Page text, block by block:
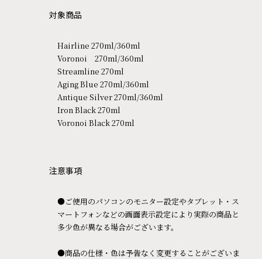
対象商品
Hairline 270ml/360ml
Voronoi 270ml/360ml
Streamline 270ml
Aging Blue 270ml/360ml
Antique Silver 270ml/360ml
Iron Black 270ml
Voronoi Black 270ml
注意事項
●ご使用のパソコンのモニター設定やタブレット・ス
マートフォンなどの画面表示設定により実際の商品と
多少色が異なる場合がございます。
●商品の仕様・色は予告なく変更することがございま